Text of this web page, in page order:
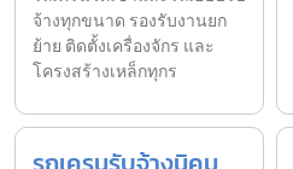
จ้างทุกขนาด รองรับงานยก
ย้าย ติดตั้งเครื่องจักร และ
โครงสร้างเหล็กทุกร